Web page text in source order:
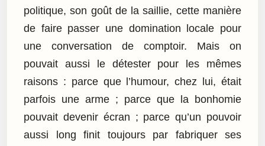
politique, son goût de la saillie, cette manière
de faire passer une domination locale pour
une conversation de comptoir. Mais on
pouvait aussi le détester pour les mêmes
raisons : parce que l’humour, chez lui, était
parfois une arme ; parce que la bonhomie
pouvait devenir écran ; parce qu’un pouvoir
aussi long finit toujours par fabriquer ses